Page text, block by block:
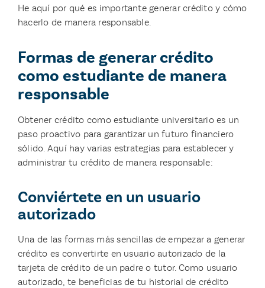
He aquí por qué es importante generar crédito y cómo
hacerlo de manera responsable.
Formas de generar crédito
como estudiante de manera
responsable
Obtener crédito como estudiante universitario es un
paso proactivo para garantizar un futuro financiero
sólido. Aquí hay varias estrategias para establecer y
administrar tu crédito de manera responsable:
Conviértete en un usuario
autorizado
Una de las formas más sencillas de empezar a generar
crédito es convertirte en usuario autorizado de la
tarjeta de crédito de un padre o tutor. Como usuario
autorizado, te beneficias de tu historial de crédito